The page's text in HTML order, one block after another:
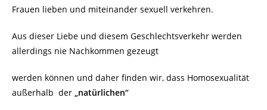
Frauen lieben und miteinander sexuell verkehren.
Aus dieser Liebe und diesem Geschlechtsverkehr werden
allerdings nie Nachkommen gezeugt
werden können und daher finden wir, dass Homosexualität
außerhalb der „natürlichen“